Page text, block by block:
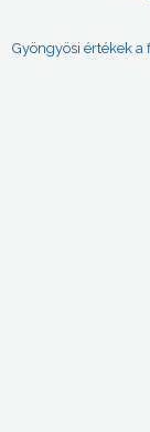
Gyöngyösi értékek a